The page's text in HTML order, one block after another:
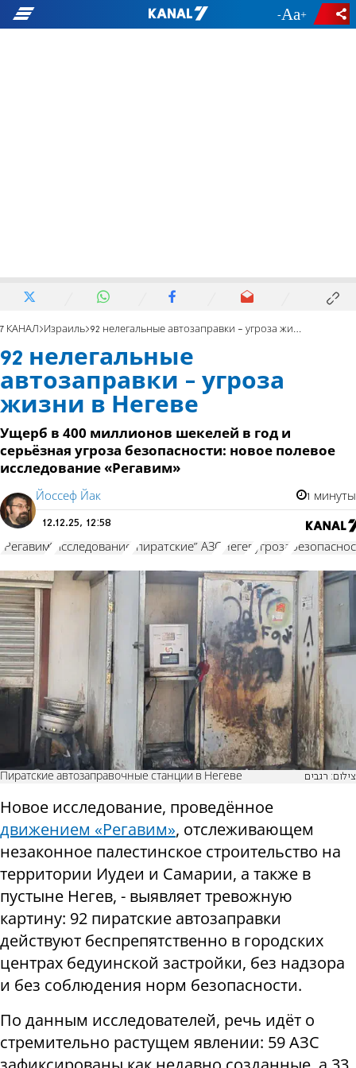
- +
7 КАНАЛ Израиль 92 нелегальные автозаправки - угроза жизни в Негеве
92 нелегальные
автозаправки - угроза
жизни в Негеве
Ущерб в 400 миллионов шекелей в год и
серьёзная угроза безопасности: новое полевое
исследование «Регавим»
Йоссеф Йак 1 минуты
12.12.25, 12:58
"Регавим" исследование "пиратские" АЗС Негев угроза
Пиратские автозаправочные станции в Негеве צילום: רגבים
Новое исследование, проведённое
движением «Регавим», отслеживающем
незаконное палестинское строительство на
территории Иудеи и Самарии, а также в
пустыне Негев, - выявляет тревожную
картину: 92 пиратские автозаправки
действуют беспрепятственно в городских
центрах бедуинской застройки, без надзора
и без соблюдения норм безопасности.
По данным исследователей, речь идёт о
стремительно растущем явлении: 59 АЗС